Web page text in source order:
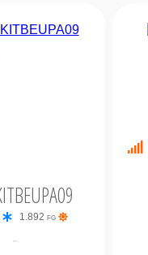
1.892 fg
-